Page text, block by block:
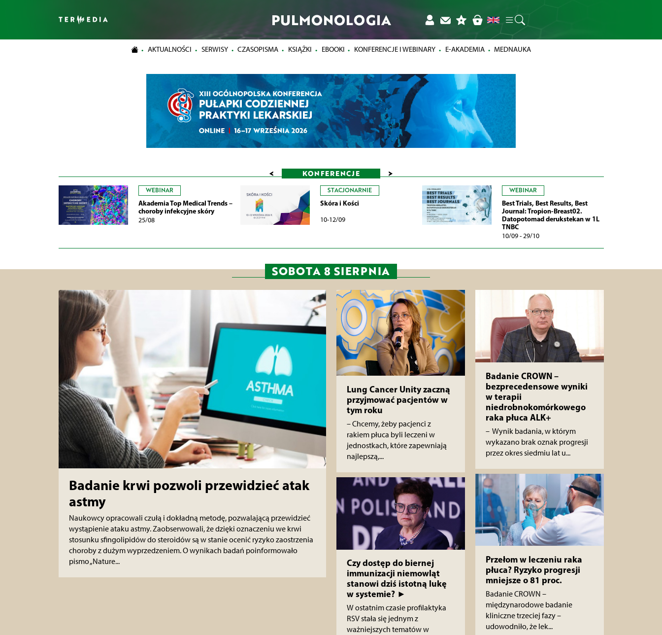
PULMONOLOGIA
AKTUALNOŚCI SERWISY CZASOPISMA KSIĄŻKI EBOOKI KONFERENCJE I WEBINARY E-AKADEMIA MEDNAUKA
< KONFERENCJE >
WEBINAR
Akademia Top Medical Trends –
choroby infekcyjne skóry
25/08
STACJONARNIE
Skóra i Kości
10-12/09
WEBINAR
Best Trials, Best Results, Best
Journal: Tropion-Breast02.
Datopotomad derukstekan w 1L
TNBC
10/09 - 29/10
SOBOTA 8 SIERPNIA
Badanie krwi pozwoli przewidzieć atak
astmy
Naukowcy opracowali czułą i dokładną metodę, pozwalającą przewidzieć
wystąpienie ataku astmy. Zaobserwowali, że dzięki oznaczeniu we krwi
stosunku sfingolipidów do steroidów są w stanie ocenić ryzyko zaostrzenia
choroby z dużym wyprzedzeniem. O wynikach badań poinformowało
pismo „Nature...
Lung Cancer Unity zaczną
przyjmować pacjentów w
tym roku
– Chcemy, żeby pacjenci z
rakiem płuca byli leczeni w
jednostkach, które zapewniają
najlepszą,...
Czy dostęp do biernej
immunizacji niemowląt
stanowi dziś istotną lukę
w systemie? ►
W ostatnim czasie profilaktyka
RSV stała się jednym z
ważniejszych tematów w
Badanie CROWN –
bezprecedensowe wyniki
w terapii
niedrobnokomórkowego
raka płuca ALK+
– Wynik badania, w którym
wykazano brak oznak progresji
przez okres siedmiu lat u...
Przełom w leczeniu raka
płuca? Ryzyko progresji
mniejsze o 81 proc.
Badanie CROWN –
międzynarodowe badanie
kliniczne trzeciej fazy –
udowodniło, że lek...